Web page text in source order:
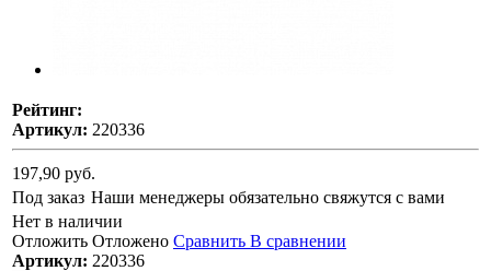
Рейтинг:
Артикул: 220336
197,90 руб.
Под заказ Наши менеджеры обязательно свяжутся с вами
Нет в наличии
Отложить Отложено Сравнить В сравнении
Артикул: 220336